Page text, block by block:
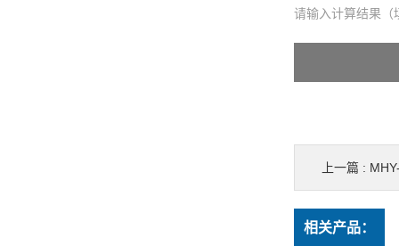
请输入计算结果（
上一篇 :
相关产品：